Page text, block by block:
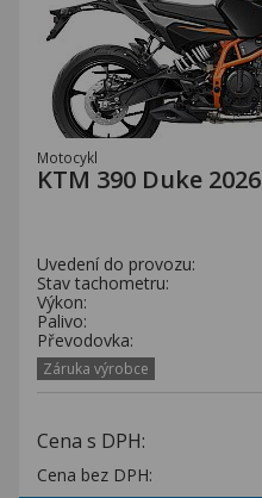
Motocykl
KTM 390 Duke 2026
Uvedení do provozu:
Stav tachometru:
Výkon:
Palivo:
Převodovka:
Záruka výrobce
Cena s DPH:
Cena bez DPH: